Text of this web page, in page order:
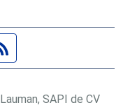
Facebook
Twitter
SAPI de CV